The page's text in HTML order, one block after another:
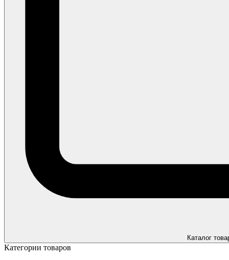
Каталог
Категории товаров